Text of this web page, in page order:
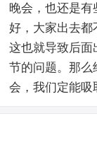
晚会，也还是
好，大家出去都
这也就导致后面
节的问题。那
会，我们定能吸